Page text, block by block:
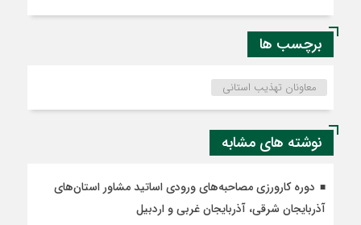
برچسب ها
معاونان تهذیب استانی
نوشته های مشابه
دوره کارورزی مصاحبه‌های ورودی اساتید مشاور استان‌های
آذربایجان شرقی، آذربایجان غربی و اردبیل